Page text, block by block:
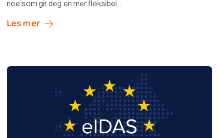
noe som gir deg en mer fleksibel...
Les mer